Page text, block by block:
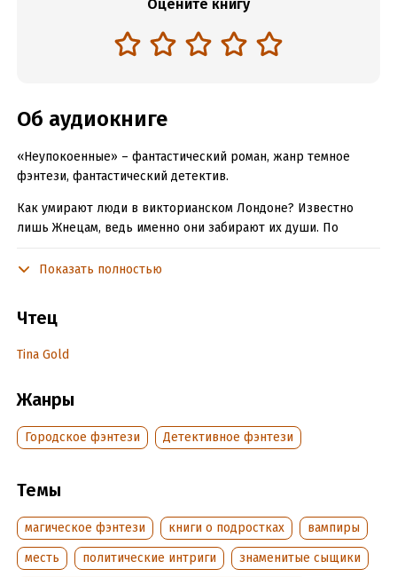
Оцените книгу
Об аудиокниге
«Неупокоенные» – фантастический роман, жанр темное
фэнтези, фантастический детектив.
Как умирают люди в викторианском Лондоне? Известно
лишь Жнецам, ведь именно они забирают их души. По
Потрошитель, вампирша Эржбет Батори, она же кровавая
мечтают отомстить врагам за смерть родителей…
audionautix.com
© Каримова Лука
© ИДДК
Подробная информация
Дата написания:1 января 2021
Показать полностью
Чтец
Tina Gold
Жанры
Городское фэнтези Детективное фэнтези
Темы
магическое фэнтези книги о подростках
вампиры
месть
политические интриги
знаменитые сыщики